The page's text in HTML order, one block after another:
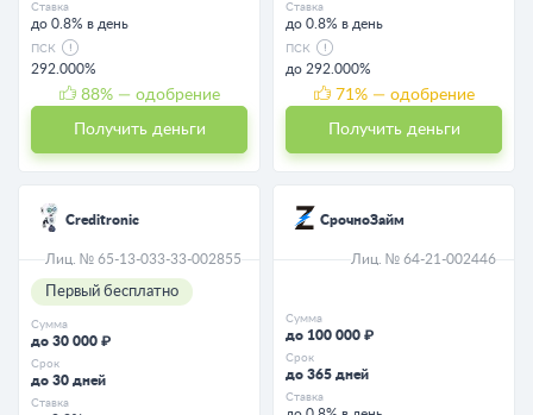
Ставка
до 0.8% в день
ПСК
292.000%
88% — одобрение
Получить деньги
Ставка
до 0.8% в день
ПСК
до 292.000%
71 % — одобрение
Получить деньги
Creditronic
Лиц. № 65-13-033-33-002855
Первый бесплатно
Сумма
до 30 000 ₽
Срок
до 30 дней
Ставка
СрочноЗайм
Лиц. № 64-21-002446
Сумма
до 100 000 ₽
Срок
до 365 дней
Ставка